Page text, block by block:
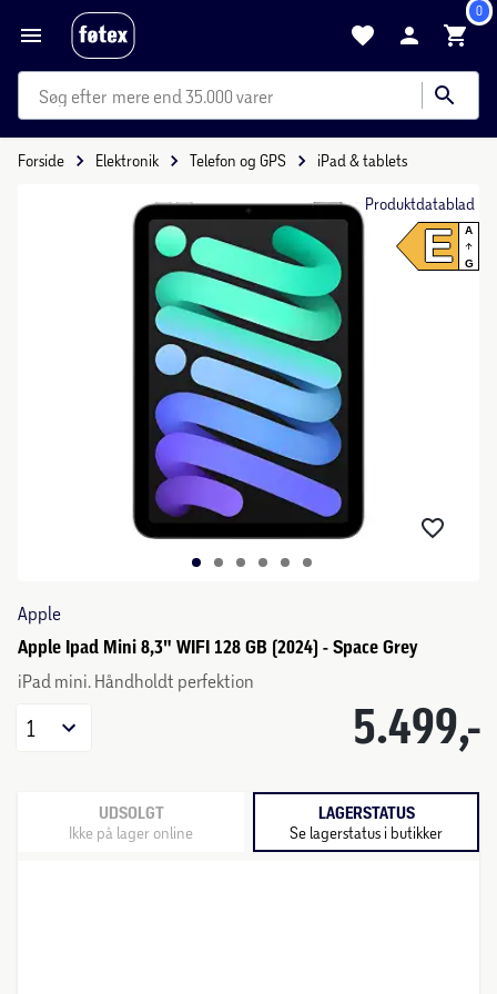
0
mere end 35.000 varer
Forside Elektronik Telefon og GPS iPad & tablets
Produktdatablad
E A
G
Apple
Apple Ipad Mini 8,3" WIFI 128 GB (2024) - Space Grey
iPad mini. Håndholdt perfektion
5.499,-
1
UDSOLGT
Ikke på lager online
LAGERSTATUS
Se lagerstatus i butikker